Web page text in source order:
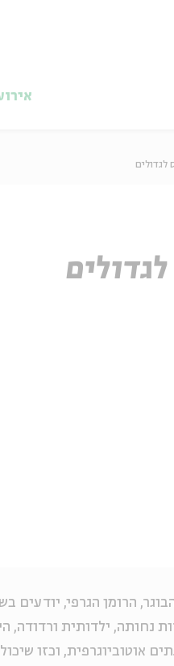
לגדולים
הרומן הגרפי,
נחותה, ילדותית ורדודה,
אוטוביוגרפית, וכזו